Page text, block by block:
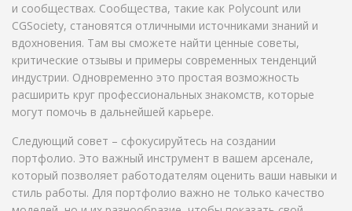
и сообществах. Сообщества, такие как Polycount или
CGSociety, становятся отличными источниками знаний и
вдохновения. Там вы сможете найти ценные советы,
критические отзывы и примеры современных тенденций
индустрии. Одновременно это простая возможность
расширить круг профессиональных знакомств, которые
могут помочь в дальнейшей карьере.
Следующий совет – сфокусируйтесь на создании
портфолио. Это важный инструмент в вашем арсенале,
который позволяет работодателям оценить ваши навыки и
стиль работы. Для портфолио важно не только качество